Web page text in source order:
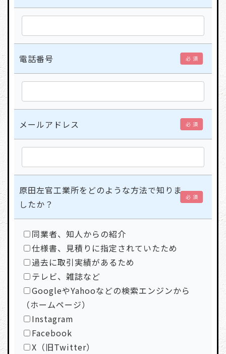
電話番号 必 須
メールアドレス 必 須
原田左官工業所をどのような方法で知りま
したか？
必 須
同業者、知人からの紹介
仕様書、見積りに指定されていたため
過去に取引実績があるため
テレビ、雑誌など
GoogleやYahooなどの検索エンジンから
（ホームページ）
Instagram
Facebook
X（旧Twitter）